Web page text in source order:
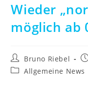
Wieder
möglich ab
Bruno Riebel
Allgemeine News